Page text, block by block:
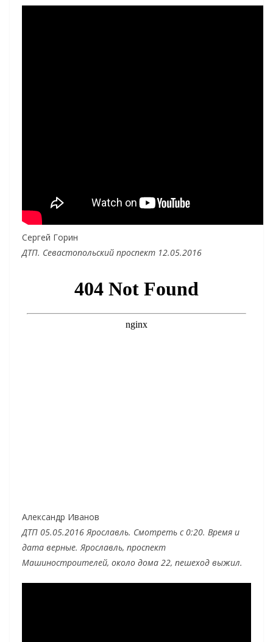
Сергей Горин
ДТП. Севастопольский проспект 12.05.2016
Александр Иванов
ДТП 05.05.2016 Ярославль. Смотреть с 0:20. Время и
дата верные. Ярославль, проспект
Машиностроителей, около дома 22, пешеход выжил.